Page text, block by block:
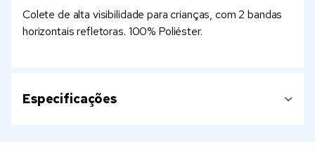
Colete de alta visibilidade para crianças, com 2 bandas
horizontais refletoras. 100% Poliéster.
Especificações